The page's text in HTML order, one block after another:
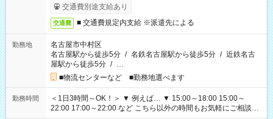
交通費別途支給あり
交通費 ■ 交通費規定内支給 ※派遣先による
勤務地
名古屋市中村区
名古屋駅から徒歩5分 / 名鉄名古屋駅から徒歩5分 / 近鉄名古
屋駅から徒歩5分 / …
■物流センターなど ■勤務地選べます
勤務時間
＜1日3時間～OK！＞ ▼ 例えば… ▼ 15:00～18:00 15:00～
22:00 17:00～22:00 など こちら以外の時間もお気軽にご相談く